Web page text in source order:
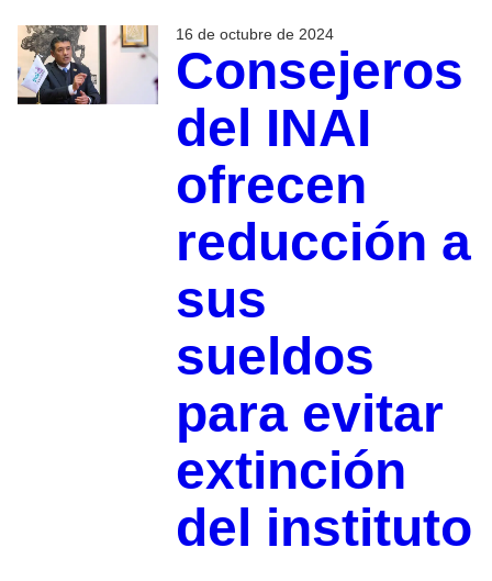
16 de octubre de 2024
Consejeros
del INAI
ofrecen
reducción a
sus
sueldos
para evitar
extinción
del instituto